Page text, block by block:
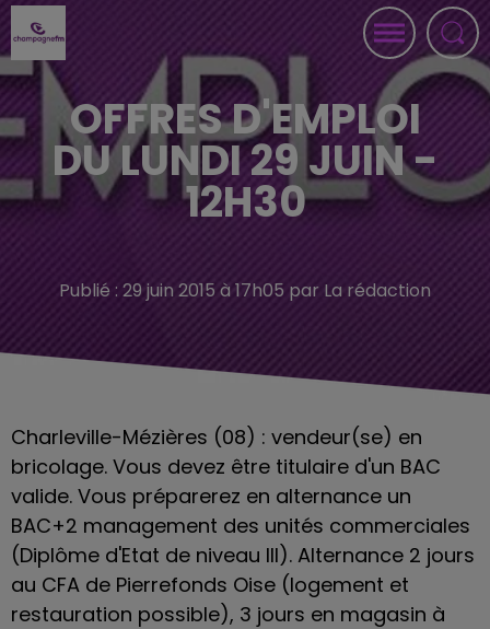
OFFRES D'EMPLOI
DU LUNDI 29 JUIN -
12H30
Publié : 29 juin 2015 à 17h05 par La rédaction
Charleville-Mézières (08) : vendeur(se) en
bricolage. Vous devez être titulaire d'un BAC
valide. Vous préparerez en alternance un
BAC+2 management des unités commerciales
(Diplôme d'Etat de niveau III). Alternance 2 jours
au CFA de Pierrefonds Oise (logement et
restauration possible), 3 jours en magasin à